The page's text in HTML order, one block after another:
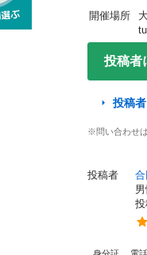
開催場所
投稿者
投稿
※問い合わせ
投稿者
投